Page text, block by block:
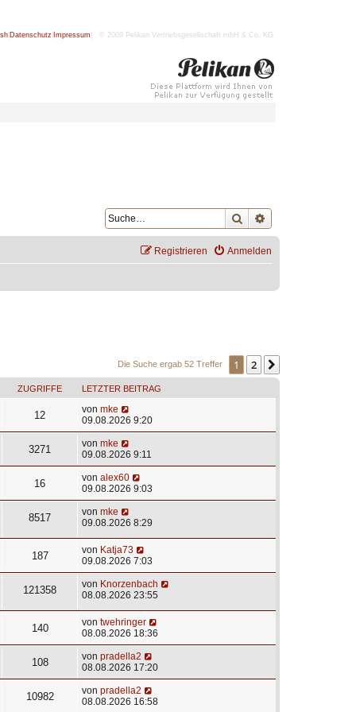
Datenschutz Impressum | © 2009 Pelikan Vertriebsgesellschaft mbH & Co. KG
Suche
Anmelden
Registrieren
Die Suche ergab 52 Treffer 1 2
ZUGRIFFE LETZTER BEITRAG
12 von mke
09.08.2026 9:20
3271 von mke
09.08.2026 9:11
16 von alex60
09.08.2026 9:03
8517 von mke
09.08.2026 8:29
187 von Katja73
09.08.2026 7:03
121358 von Knorzenbach
08.08.2026 23:55
140 von twehringer
08.08.2026 18:36
108 von pradella2
08.08.2026 17:20
10982 von pradella2
08.08.2026 16:58